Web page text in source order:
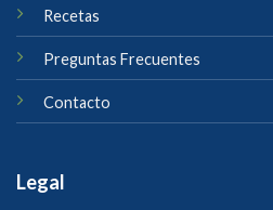
Recetas
Preguntas Frecuentes
Contacto
Legal